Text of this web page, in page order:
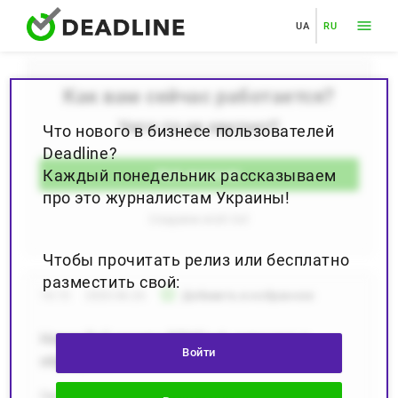
UA RU
Что нового в бизнесе пользователей
Deadline?
Каждый понедельник рассказываем
про это журналистам Украины!
Чтобы прочитать релиз или бесплатно
разместить свой:
Войти
Как вам сейчас работается?
Чего-то не хватает?
Моё желание
16:13 star_border
Новая PoS-монета PZMCash запущена в